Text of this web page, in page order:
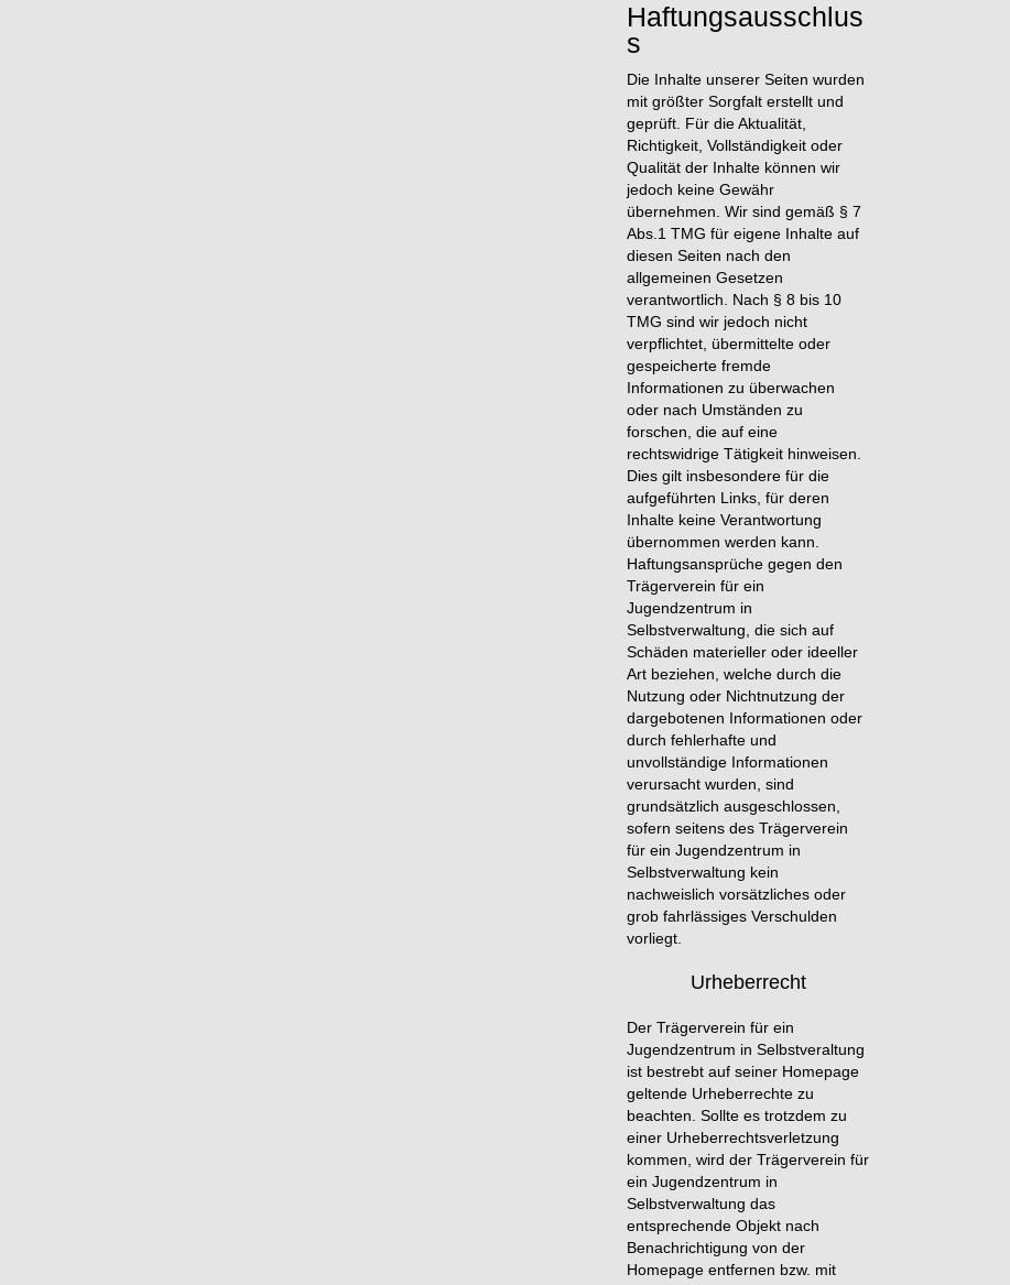
Haftungsausschlus
s
Die Inhalte unserer Seiten wurden
mit größter Sorgfalt erstellt und
geprüft. Für die Aktualität,
Richtigkeit, Vollständigkeit oder
Qualität der Inhalte können wir
jedoch keine Gewähr
übernehmen. Wir sind gemäß § 7
Abs.1 TMG für eigene Inhalte auf
diesen Seiten nach den
allgemeinen Gesetzen
verantwortlich. Nach § 8 bis 10
TMG sind wir jedoch nicht
verpflichtet, übermittelte oder
gespeicherte fremde
Informationen zu überwachen
oder nach Umständen zu
forschen, die auf eine
rechtswidrige Tätigkeit hinweisen.
Dies gilt insbesondere für die
aufgeführten Links, für deren
Inhalte keine Verantwortung
übernommen werden kann.
Haftungsansprüche gegen den
Trägerverein für ein
Jugendzentrum in
Selbstverwaltung, die sich auf
Schäden materieller oder ideeller
Art beziehen, welche durch die
Nutzung oder Nichtnutzung der
dargebotenen Informationen oder
durch fehlerhafte und
unvollständige Informationen
verursacht wurden, sind
grundsätzlich ausgeschlossen,
sofern seitens des Trägerverein
für ein Jugendzentrum in
Selbstverwaltung kein
nachweislich vorsätzliches oder
grob fahrlässiges Verschulden
vorliegt.
Urheberrecht
Der Trägerverein für ein
Jugendzentrum in Selbstveraltung
ist bestrebt auf seiner Homepage
geltende Urheberrechte zu
beachten. Sollte es trotzdem zu
einer Urheberrechtsverletzung
kommen, wird der Trägerverein für
ein Jugendzentrum in
Selbstverwaltung das
entsprechende Objekt nach
Benachrichtigung von der
Homepage entfernen bzw. mit